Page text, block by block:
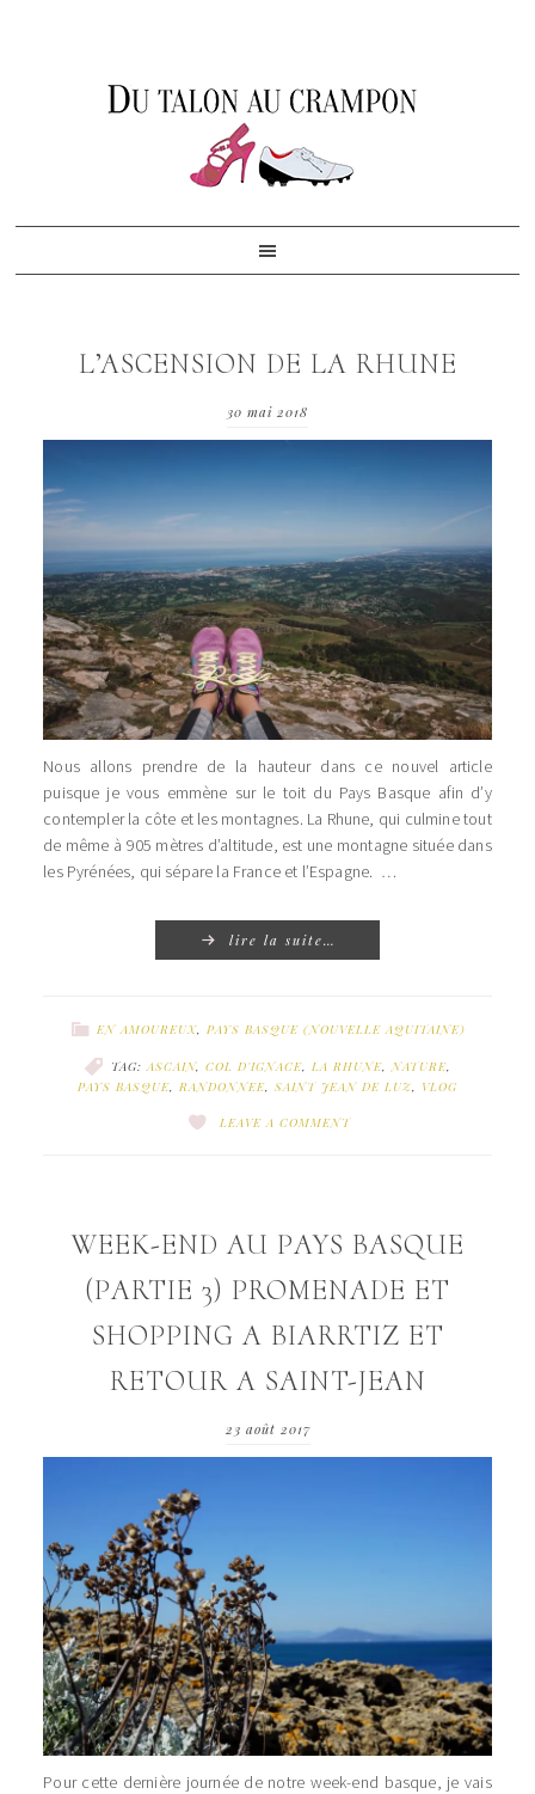
L’ASCENSION DE LA RHUNE
30 mai 2018
Nous allons prendre de la hauteur dans ce nouvel article
puisque je vous emmène sur le toit du Pays Basque afin d’y
contempler la côte et les montagnes. La Rhune, qui culmine tout
de même à 905 mètres d’altitude, est une montagne située dans
les Pyrénées, qui sépare la France et l’Espagne. …
lire la suite…
EN AMOUREUX PAYS BASQUE (NOUVELLE AQUITAINE)
TAG: ASCAIN, COL D'IGNACE LA RHUNE NATURE
PAYS BASQUE RANDONNEE SAINT JEAN DE LUZ VLOG
LEAVE A COMMENT
WEEK-END AU PAYS BASQUE
(PARTIE 3) PROMENADE ET
SHOPPING A BIARRTIZ ET
RETOUR A SAINT-JEAN
23 août 2017
Pour cette dernière journée de notre week-end basque, je vais